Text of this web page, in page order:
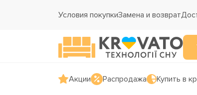
Условия покупкиЗамена и возврат
Акции Распродажа Купить в